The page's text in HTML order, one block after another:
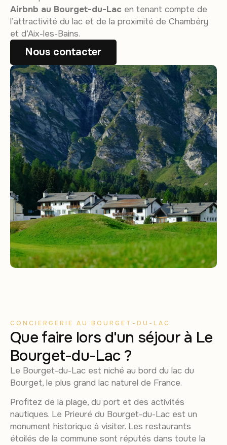
Airbnb au Bourget-du-Lac en tenant compte de
l’attractivité du lac et de la proximité de Chambéry
et d’Aix-les-Bains.
Nous contacter
CONCIERGERIE AU BOURGET-DU-LAC
Que faire lors d'un séjour à Le
Bourget-du-Lac ?
Le Bourget-du-Lac est niché au bord du lac du
Bourget, le plus grand lac naturel de France.
Profitez de la plage, du port et des activités
nautiques. Le Prieuré du Bourget-du-Lac est un
monument historique à visiter. Les restaurants
étoilés de la commune sont réputés dans toute la